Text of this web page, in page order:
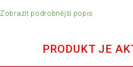
Zobrazit podrobnější popis
PRODUKT JE